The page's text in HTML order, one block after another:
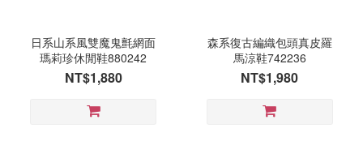
日系山系風雙魔鬼氈網面
瑪莉珍休閒鞋880242
NT$1,880
森系復古編織包頭真皮羅
馬涼鞋742236
NT$1,980